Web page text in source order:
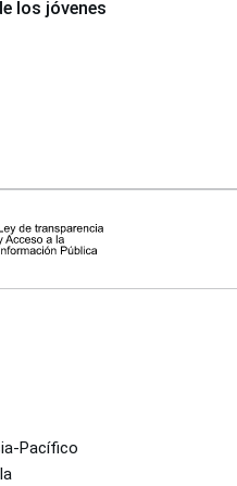
los jóvenes
Pacífico